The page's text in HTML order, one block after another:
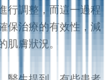
行調整，而這一過程
保治療的有效性，減
肌膚狀況。